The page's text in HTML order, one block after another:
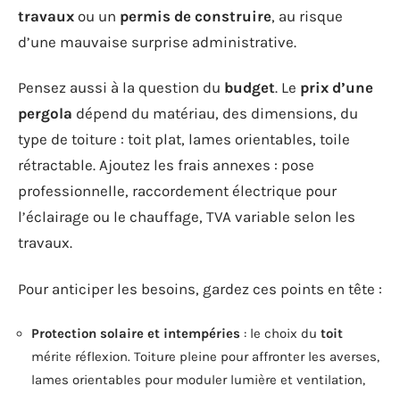
travaux ou un permis de construire, au risque
d’une mauvaise surprise administrative.
Pensez aussi à la question du budget. Le prix d’une
pergola dépend du matériau, des dimensions, du
type de toiture : toit plat, lames orientables, toile
rétractable. Ajoutez les frais annexes : pose
professionnelle, raccordement électrique pour
l’éclairage ou le chauffage, TVA variable selon les
travaux.
Pour anticiper les besoins, gardez ces points en tête :
Protection solaire et intempéries : le choix du toit
mérite réflexion. Toiture pleine pour affronter les averses,
lames orientables pour moduler lumière et ventilation,